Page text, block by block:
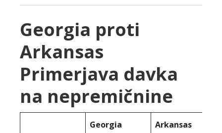
Georgia proti
Arkansas
Primerjava davka
na nepremičnine
Georgia Arkansas